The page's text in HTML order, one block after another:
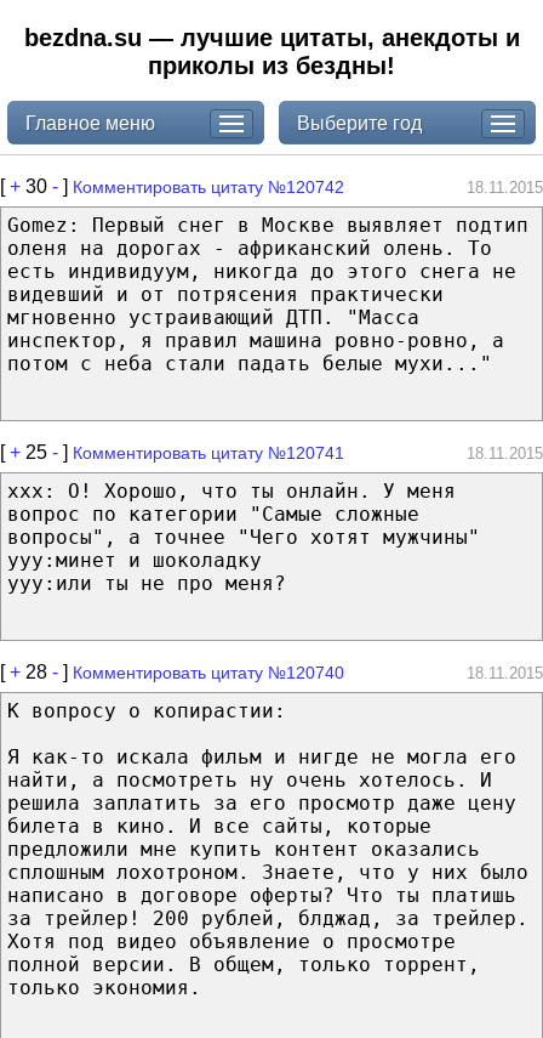
bezdna.su — лучшие цитаты, анекдоты и
приколы из бездны!
Главное меню Выберите год
[+ 30 - ] Комментировать цитату №120742 18.11.2015
Gomez: Первый снег в Москве выявляет подтип
оленя на дорогах - африканский олень. То
есть индивидуум, никогда до этого снега не
видевший и от потрясения практически
мгновенно устраивающий ДТП. "Масса
инспектор, я правил машина ровно-ровно, а
потом с неба стали падать белые мухи..."
[+ 25 - ] Комментировать цитату №120741 18.11.2015
xxx: О! Хорошо, что ты онлайн. У меня
вопрос по категории "Самые сложные
вопросы", а точнее "Чего хотят мужчины"
yyy:минет и шоколадку
yyy:или ты не про меня?
[+ 28 - ] Комментировать цитату №120740 18.11.2015
К вопросу о копирастии:
Я как-то искала фильм и нигде не могла его
найти, а посмотреть ну очень хотелось. И
решила заплатить за его просмотр даже цену
билета в кино. И все сайты, которые
предложили мне купить контент оказались
сплошным лохотроном. Знаете, что у них было
написано в договоре оферты? Что ты платишь
за трейлер! 200 рублей, блджад, за трейлер.
Хотя под видео объявление о просмотре
полной версии. В общем, только торрент,
только экономия.